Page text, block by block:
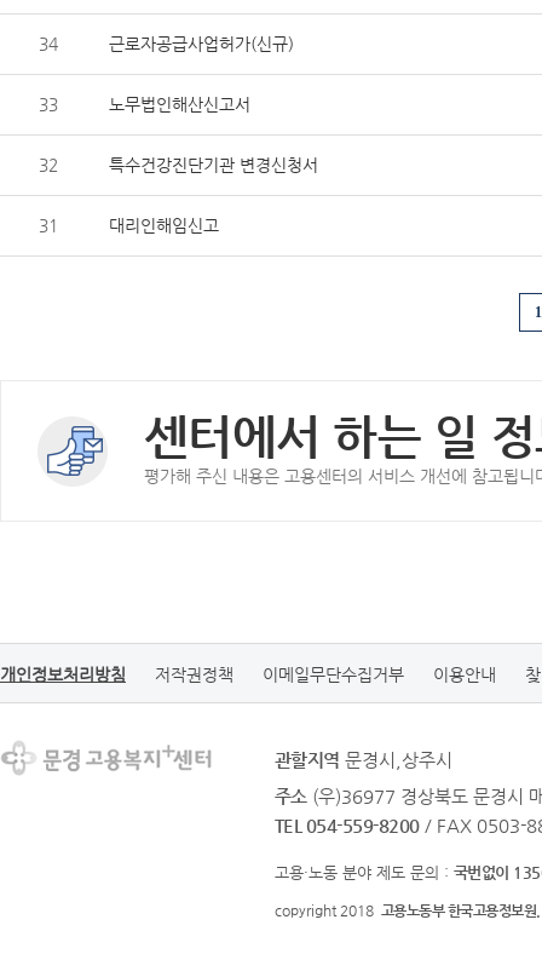
34 근로자공급사업허가(신규)
33 노무법인해산신고서
32 특수건강진단기관 변경신청서
31 대리인해임신고
1
센터에서 하는 일
평가해 주신 내용은 고용센터의 서비스 개선에 참고됩니
개인정보처리방침 저작권정책 이메일무단수집거부 이용안내
관할지역 문경시,상주시
주소 (우)36977 경상북도 문경시
TEL 054-559-8200 / FAX 0503-
고용·노동 분야 제도 문의 : 국번없이
copyright 2018 고용노동부 한국고용정보원.